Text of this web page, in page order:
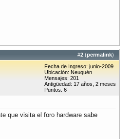
#2 (permalink)
Fecha de Ingreso: junio-2009
Ubicación: Neuquén
Mensajes: 201
Antigüedad: 17 años, 2 meses
Puntos: 6
que visita el foro hardware sabe